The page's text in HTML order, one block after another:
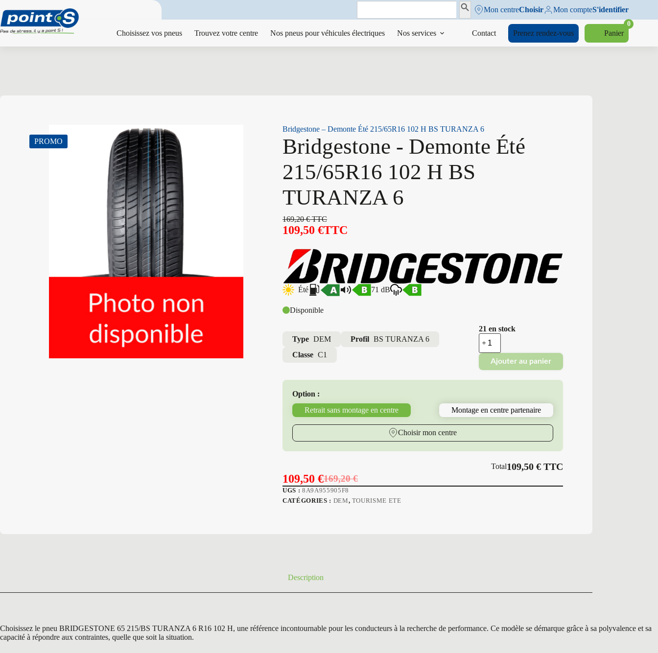
au
contenu
Search
Search ButtonMon centreChoisir Mon compteS'identifier
Choisissez vos pneus Trouvez votre centre Nos pneus pour véhicules électriques Nos services Contact Prenez rendez-vous Panier
0
PROMO
Bridgestone – Demonte Été 215/65R16 102 H BS TURANZA 6
Bridgestone - Demonte Été
215/65R16 102 H BS
TURANZA 6
169,20€TTC
109,50€TTC
Été 71 dB
Disponible
Type DEM Profil BS TURANZA 6
Classe C1
21 en stock
quantité
de
Bridgestone
Demonte
Été
H
BS
Ajouter au panier
Option :
Retrait sans montage en centre
Montage en centre partenaire
Choisir mon centre
Total109,50 €TTC
169,20€
Le
prix
109,50€
Le
prix
UGS : 8A9A955905F8
CATÉGORIES : DEM, TOURISME ETE
Description
Choisissez le pneu BRIDGESTONE 65 215/BS TURANZA 6 R16 102 H, une référence incontournable pour les conducteurs à la recherche de performance. Ce modèle se démarque grâce à sa polyvalence et sa
capacité à répondre aux contraintes, quelle que soit la situation.